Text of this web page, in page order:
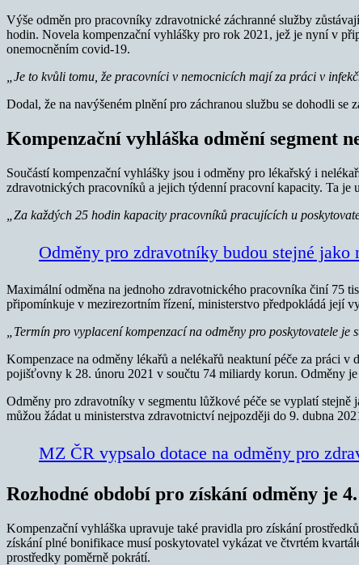
Výše odměn pro pracovníky zdravotnické záchranné služby
hodin. Novela kompenzační vyhlášky pro rok 2021, jež je nyní v
onemocněním covid-19.
„Je to kvůli tomu, že pracovníci v nemocnicích mají za práci v
Dodal, že na navýšeném plnění pro záchranou službu se dohodli se
Kompenzační vyhláška odmění segment
Součástí kompenzační vyhlášky jsou i odměny pro lékařský i
zdravotnických pracovníků a jejich týdenní pracovní kapacity. Ta
„Za každých 25 hodin kapacity pracovníků pracujících u
Odměny pro zdravotníky budou stejné jako
Maximální odměna na jednoho zdravotnického pracovníka činí 75
připomínkuje v mezirezortním řízení, ministerstvo předpokládá její
„Termín pro vyplacení kompenzací na odměny pro poskytovatele je
Kompenzace na odměny lékařů a nelékařů neaktuní péče za práci
pojišťovny k 28. únoru 2021 v součtu 74 miliardy korun. Odměny
Odměny pro zdravotníky v segmentu lůžkové péče se vyplatí
můžou žádat u ministerstva zdravotnictví nejpozději do 9. dubna
MZ ČR vypsalo dotace na odměny pro
Rozhodné období pro získání odměny je
Kompenzační vyhláška upravuje také pravidla pro získání
získání plné bonifikace musí poskytovatel vykázat ve čtvrtém
prostředky poměrně pokrátí.